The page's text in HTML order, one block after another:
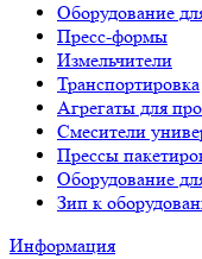
Оборудование
Пресс-формы
Измельчители
Транспортировка
Агрегаты для
Смесители
Прессы
Оборудование
Зип к
Информация